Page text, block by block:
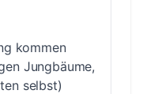
kommen
Jungbäume,
selbst)